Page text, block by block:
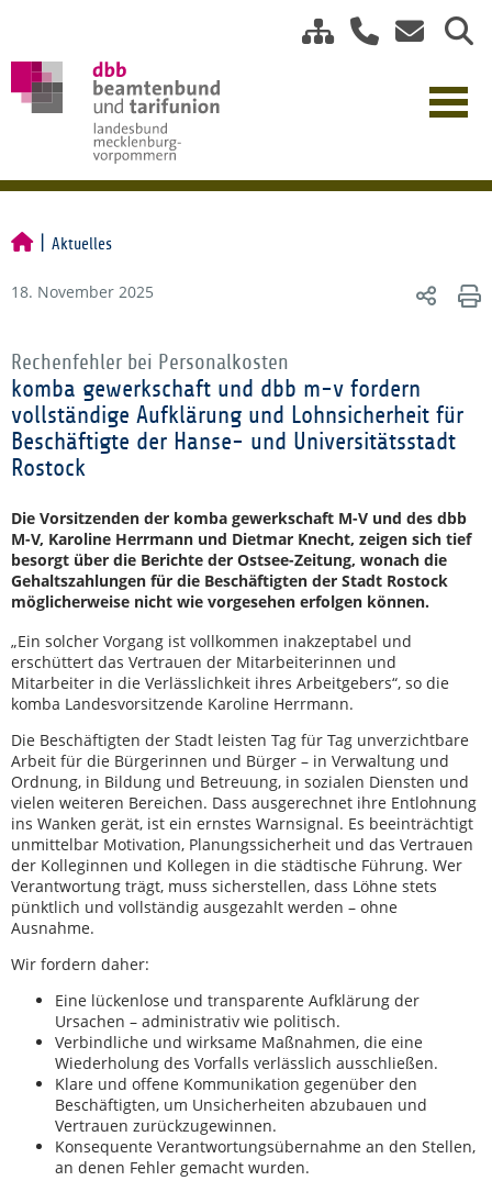
Aktuelles
18. November 2025
Rechenfehler bei Personalkosten
komba gewerkschaft und dbb m-v fordern
vollständige Aufklärung und Lohnsicherheit für
Beschäftigte der Hanse- und Universitätsstadt
Rostock
Die Vorsitzenden der komba gewerkschaft M-V und des dbb
M-V, Karoline Herrmann und Dietmar Knecht, zeigen sich tief
besorgt über die Berichte der Ostsee-Zeitung, wonach die
Gehaltszahlungen für die Beschäftigten der Stadt Rostock
möglicherweise nicht wie vorgesehen erfolgen können.
„Ein solcher Vorgang ist vollkommen inakzeptabel und
erschüttert das Vertrauen der Mitarbeiterinnen und
Mitarbeiter in die Verlässlichkeit ihres Arbeitgebers“, so die
komba Landesvorsitzende Karoline Herrmann.
Die Beschäftigten der Stadt leisten Tag für Tag unverzichtbare
Arbeit für die Bürgerinnen und Bürger – in Verwaltung und
Ordnung, in Bildung und Betreuung, in sozialen Diensten und
vielen weiteren Bereichen. Dass ausgerechnet ihre Entlohnung
ins Wanken gerät, ist ein ernstes Warnsignal. Es beeinträchtigt
unmittelbar Motivation, Planungssicherheit und das Vertrauen
der Kolleginnen und Kollegen in die städtische Führung. Wer
Verantwortung trägt, muss sicherstellen, dass Löhne stets
pünktlich und vollständig ausgezahlt werden – ohne
Ausnahme.
Wir fordern daher:
Eine lückenlose und transparente Aufklärung der
Ursachen – administrativ wie politisch.
Verbindliche und wirksame Maßnahmen, die eine
Wiederholung des Vorfalls verlässlich ausschließen.
Klare und offene Kommunikation gegenüber den
Beschäftigten, um Unsicherheiten abzubauen und
Vertrauen zurückzugewinnen.
Konsequente Verantwortungsübernahme an den Stellen,
an denen Fehler gemacht wurden.